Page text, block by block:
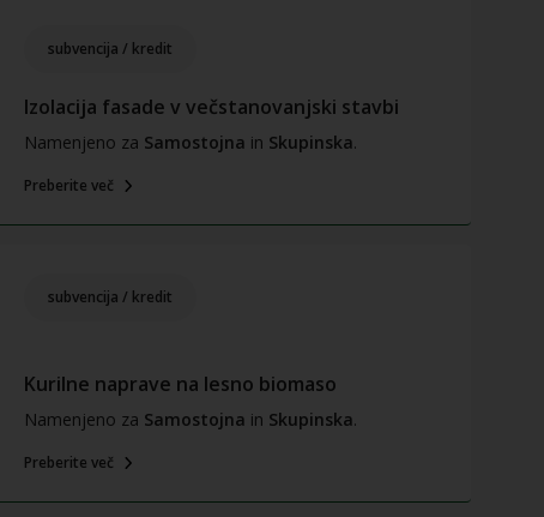
subvencija / kredit
Izolacija fasade v večstanovanjski stavbi
Namenjeno za Samostojna in Skupinska.
Preberite več
subvencija / kredit
Kurilne naprave na lesno biomaso
Namenjeno za Samostojna in Skupinska.
Preberite več